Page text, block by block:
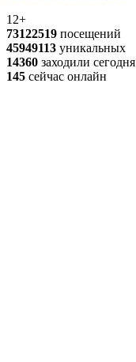
12+
73122519 посещений
45949113 уникальных
14360 заходили сегодня
145 сейчас онлайн